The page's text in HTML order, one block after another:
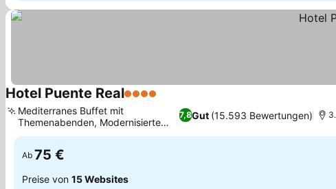
Hotel Puente Real4 Sterne
7,8Gut (15.593 Bewertungen)
Mediterranes Buffet mit
Themenabenden, Modernisierte
Junior Suiten
Ab 75 €
Preise von 15 Websites